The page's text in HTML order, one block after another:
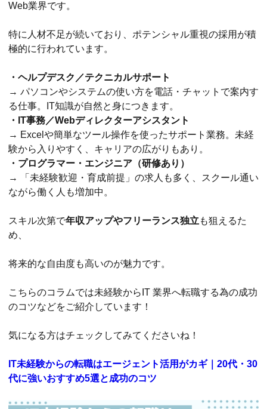
Web業界です。
特に人材不足が続いており、ポテンシャル重視の採用が積
極的に行われています。
・ヘルプデスク／テクニカルサポート
→ パソコンやシステムの使い方を電話・チャットで案内す
る仕事。IT知識が自然と身につきます。
・IT事務／Webディレクターアシスタント
→ Excelや簡単なツール操作を使ったサポート業務。未経
験から入りやすく、キャリアの広がりもあり。
・プログラマー・エンジニア（研修あり）
→ 「未経験歓迎・育成前提」の求人も多く、スクール通い
ながら働く人も増加中。
スキル次第で年収アップやフリーランス独立も狙えるた
め、
将来的な自由度も高いのが魅力です。
こちらのコラムでは未経験からIT 業界へ転職する為の成功
のコツなどをご紹介しています！
気になる方はチェックしてみてくださいね！
IT未経験からの転職はエージェント活用がカギ｜20代・30
代に強いおすすめ5選と成功のコツ